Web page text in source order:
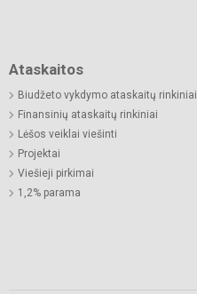
Ataskaitos
Biudžeto vykdymo ataskaitų rinkiniai
Finansinių ataskaitų rinkiniai
Lėšos veiklai viešinti
Projektai
Viešieji pirkimai
1,2% parama